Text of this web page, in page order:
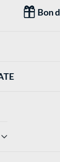
Bon